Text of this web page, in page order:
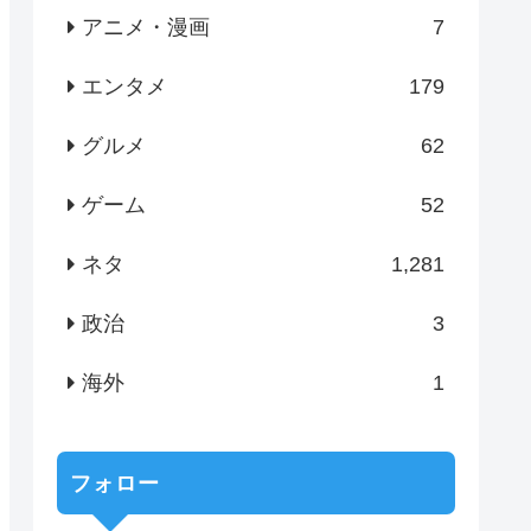
アニメ・漫画 7
エンタメ 179
グルメ 62
ゲーム 52
ネタ 1,281
政治 3
海外 1
フォロー